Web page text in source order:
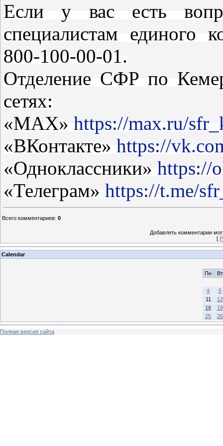
Если у вас есть
специалистам единого
800-100-00-01.
Отделение СФР по
сетях:
«MAX» https://max.ru/
«ВКонтакте» https://
«Одноклассники» https://
«Телеграм» https://t.me/
Всего комментариев: 0
Добавлять комментарии
[
Calendar
Пн Вт
4
5
11
12
18
19
25
26
Полная версия сайта